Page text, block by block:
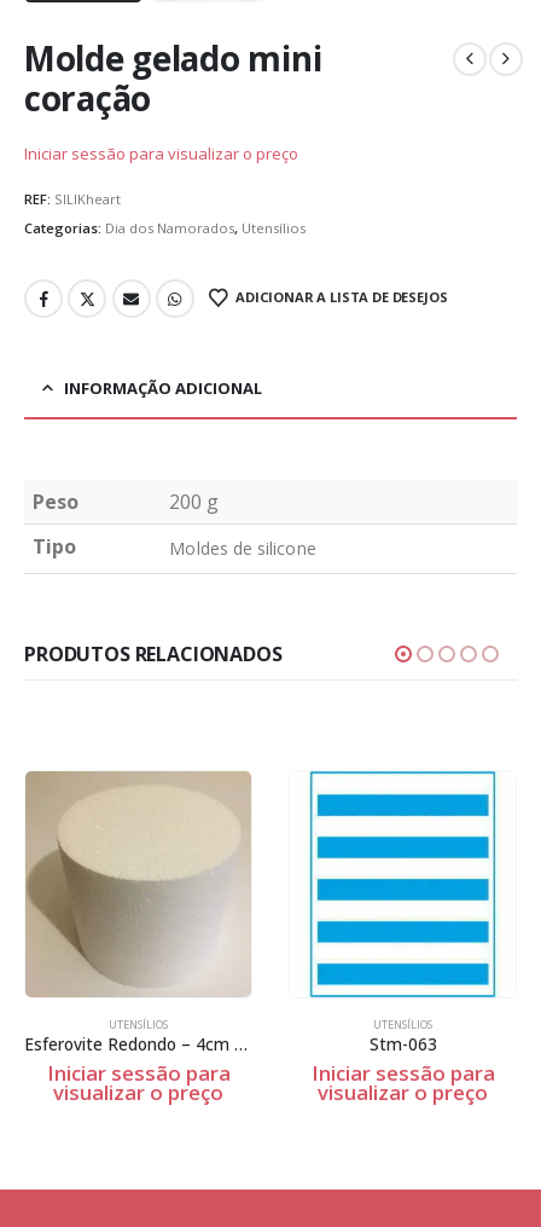
Molde gelado mini
coração
Iniciar sessão para visualizar o preço
REF: SILIKheart
Categorias: Dia dos Namorados, Utensílios
ADICIONAR A LISTA DE DESEJOS
INFORMAÇÃO ADICIONAL
Peso
200 g
Tipo
Moldes de silicone
PRODUTOS RELACIONADOS
UTENSÍLIOS
Esferovite Redondo – 4cm Espessura
Iniciar sessão para
visualizar o preço
UTENSÍLIOS
Stm-063
Iniciar sessão para
visualizar o preço